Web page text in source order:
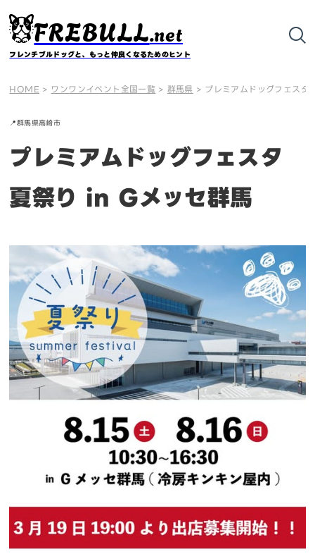
FREBULL.net
フレンチブルドッグと、もっと仲良くなるためのヒント
HOME > ワンワンイベント全国一覧 > 群馬県 > プレミアムドッグフェスタ
📍群馬県高崎市
プレミアムドッグフェスタ
夏祭り in Gメッセ群馬